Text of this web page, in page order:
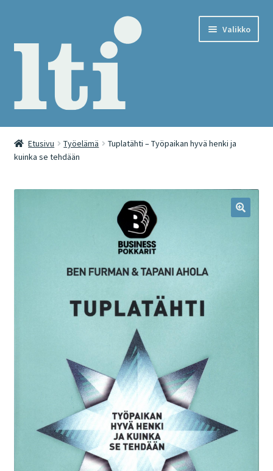
Valikko
Etusivu
Cart
Checkout
My Ebook Orders
Thank you for ordering!
Toimitusehdot
Etusivu Työelämä
Tuplatähti – Työpaikan hyvä henki ja
kuinka se tehdään